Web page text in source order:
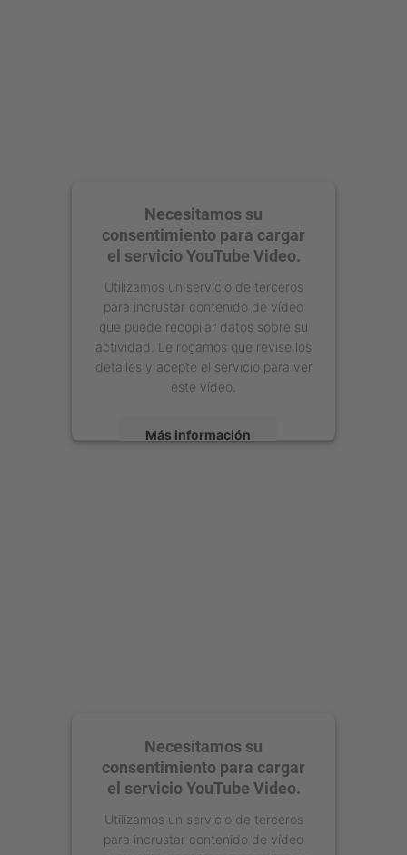
Necesitamos su
consentimiento para cargar
el servicio YouTube Video.
Utilizamos un servicio de terceros
para incrustar contenido de vídeo
que puede recopilar datos sobre su
actividad. Le rogamos que revise los
detalles y acepte el servicio para ver
este vídeo.
Más información
Necesitamos su
consentimiento para cargar
el servicio YouTube Video.
Utilizamos un servicio de terceros
para incrustar contenido de vídeo